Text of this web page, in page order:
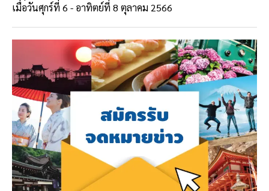
เมื่อวันศุกร์ที่ 6 - อาทิตย์ที่ 8 ตุลาคม 2566